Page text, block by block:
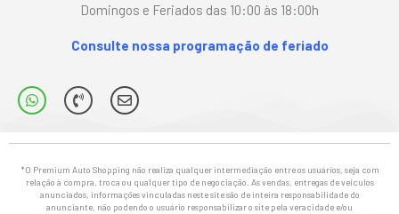
Domingos e Feriados das 10:00 às 18:00h
Consulte nossa programação de feriado
*O Premium Auto Shopping não realiza qualquer intermediação entre os usuários, seja com
relação à compra, troca ou qualquer tipo de negociação. As vendas, entregas de veículos
anunciados, informações vinculadas neste site são de inteira responsabilidade do
anunciante, não podendo o usuário responsabilizar o site pela veracidade e/ou